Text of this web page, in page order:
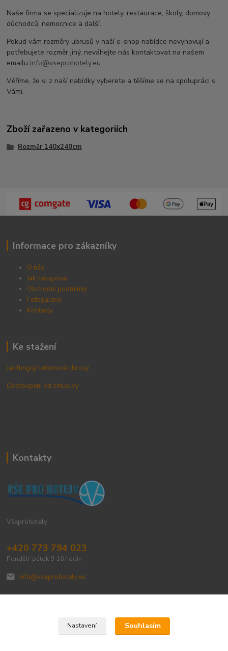
Naše firma se specializuje na hotely, restaurace, školy, domovy
důchodců, nemocnice a další.
Pokud vám rozměry ubrusů v naší e-shop nabídce nevyhovují a
potřebujete rozměr jiný, neváhejte nás kontaktovat na našem
emailu info@vseprohotely.eu
Věříme, že si z naší nabídky vyberete a těšíme se na spolupráci s
Vámi.
Zboží zařazeno v kategoriích
Rozměr 140x240cm
Informace pro zákazníky
O nás
Jak nakupovat
Obchodní podmínky
Fotogalerie
Kontakty
Ke stažení
Jak fungují teflonové ubrusy
Odstoupení od smlouvy
Kontakty
Všeprohotely
+420 773 794 023
Pondělí-pátek 9-16 hodin
info@vseprohotely.eu
Upravit sběr cookies.
Nastavení Souhlasím